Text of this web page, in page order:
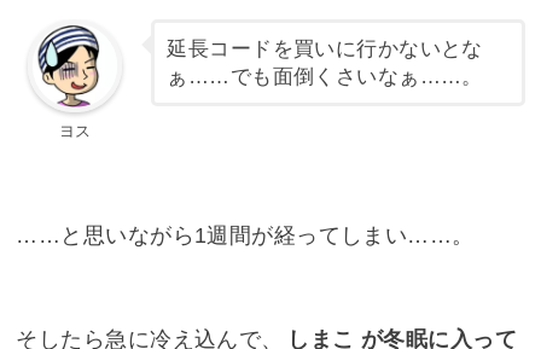
ヨス
延長コードを買いに行かないとな
ぁ……でも面倒くさいなぁ……。
……と思いながら1週間が経ってしまい……。
そしたら急に冷え込んで、 しまこ が冬眠に入って